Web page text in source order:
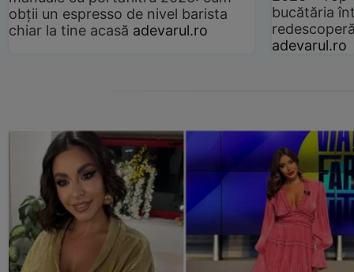
obții un espresso de nivel barista
chiar la tine acasă adevarul.ro
bucătăria
adevarul.ro